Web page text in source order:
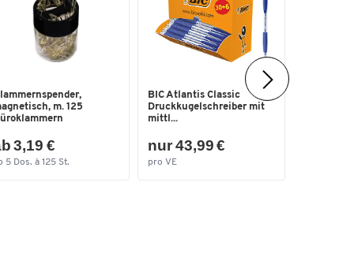
m. 125
3,19 €
5 Dos. à 125 St.
BIC Atlantis Classic
Druckkugelschreiber mit
mittl...
nur 43,99 €
pro VE